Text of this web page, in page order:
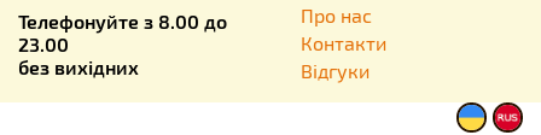
Телефонуйте з 8.00 до
23.00
без вихідних
Про нас
Контакти
Відгуки